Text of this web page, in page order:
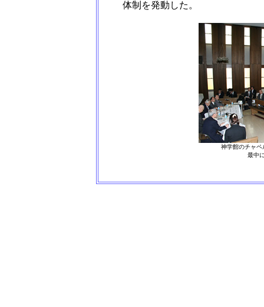
体制を発動した。
神学館のチャペ
最中